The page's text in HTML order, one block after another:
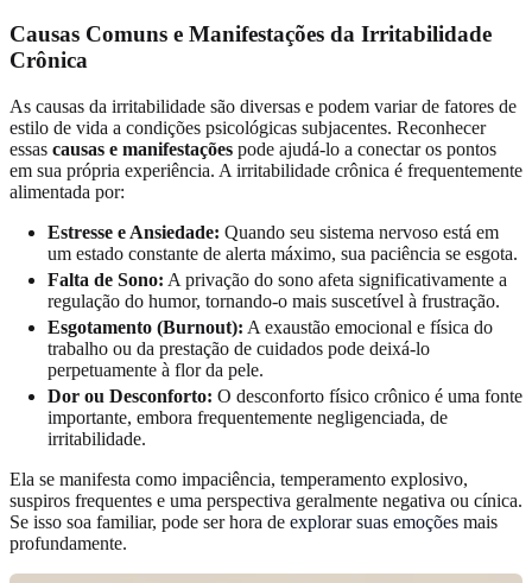
Causas Comuns e Manifestações da Irritabilidade
Crônica
As causas da irritabilidade são diversas e podem variar de fatores de
estilo de vida a condições psicológicas subjacentes. Reconhecer
essas causas e manifestações pode ajudá-lo a conectar os pontos
em sua própria experiência. A irritabilidade crônica é frequentemente
alimentada por:
Estresse e Ansiedade: Quando seu sistema nervoso está em
um estado constante de alerta máximo, sua paciência se esgota.
Falta de Sono: A privação do sono afeta significativamente a
regulação do humor, tornando-o mais suscetível à frustração.
Esgotamento (Burnout): A exaustão emocional e física do
trabalho ou da prestação de cuidados pode deixá-lo
perpetuamente à flor da pele.
Dor ou Desconforto: O desconforto físico crônico é uma fonte
importante, embora frequentemente negligenciada, de
irritabilidade.
Ela se manifesta como impaciência, temperamento explosivo,
suspiros frequentes e uma perspectiva geralmente negativa ou cínica.
Se isso soa familiar, pode ser hora de explorar suas emoções mais
profundamente.